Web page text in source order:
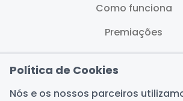
Como funciona
Premiações
Política de Cookies
Nós e os nossos parceiros